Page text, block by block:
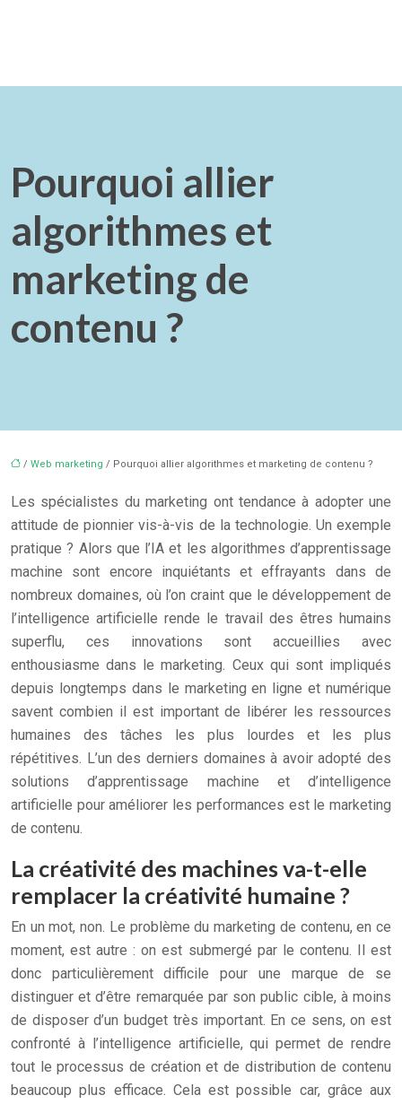
Pourquoi allier
algorithmes et
marketing de
contenu ?
/ Web marketing / Pourquoi allier algorithmes et marketing de contenu ?
Les spécialistes du marketing ont tendance à adopter une
attitude de pionnier vis-à-vis de la technologie. Un exemple
pratique ? Alors que l’IA et les algorithmes d’apprentissage
machine sont encore inquiétants et effrayants dans de
nombreux domaines, où l’on craint que le développement de
l’intelligence artificielle rende le travail des êtres humains
superflu, ces innovations sont accueillies avec
enthousiasme dans le marketing. Ceux qui sont impliqués
depuis longtemps dans le marketing en ligne et numérique
savent combien il est important de libérer les ressources
humaines des tâches les plus lourdes et les plus
répétitives. L’un des derniers domaines à avoir adopté des
solutions d’apprentissage machine et d’intelligence
artificielle pour améliorer les performances est le marketing
de contenu.
La créativité des machines va-t-elle
remplacer la créativité humaine ?
En un mot, non. Le problème du marketing de contenu, en ce
moment, est autre : on est submergé par le contenu. Il est
donc particulièrement difficile pour une marque de se
distinguer et d’être remarquée par son public cible, à moins
de disposer d’un budget très important. En ce sens, on est
confronté à l’intelligence artificielle, qui permet de rendre
tout le processus de création et de distribution de contenu
beaucoup plus efficace. Cela est possible car, grâce aux